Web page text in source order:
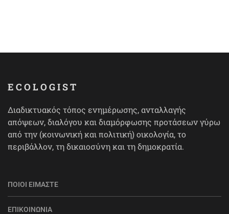
ECOLOGIST
Διαδικτυακός τόπος ενημέρωσης, ανταλλαγής
απόψεων, διαλόγου και διαμόρφωσης προτάσεων γύρω
από την (κοινωνική και πολιτική) οικολογία, το
περιβάλλον, τη δικαιοσύνη και τη δημοκρατία.
ΠΟΙΟΙ ΕΊΜΑΣΤΕ
ΕΠΙΚΟΙΝΩΝΊΑ